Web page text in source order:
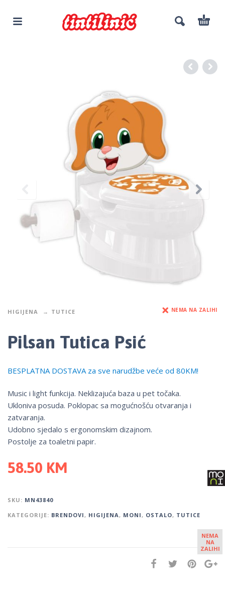
HIGIJENA TUTICE NEMA NA ZALIHI
Pilsan Tutica Psić
BESPLATNA DOSTAVA za sve narudžbe veće od 80KM!
Music i light funkcija. Neklizajuća baza u pet točaka.
Ukloniva posuda. Poklopac sa mogućnošću otvaranja i
zatvaranja.
Udobno sjedalo s ergonomskim dizajnom.
Postolje za toaletni papir.
58.50 KM
SKU: MN43840
KATEGORIJE: BRENDOVI, HIGIJENA, MONI, OSTALO, TUTICE
NEMA
NA
ZALIHI